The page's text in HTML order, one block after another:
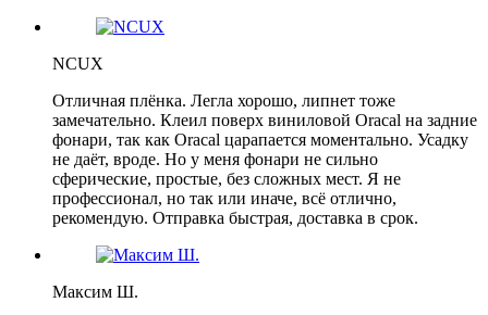
NCUX
Отличная плёнка. Легла хорошо, липнет тоже
замечательно. Клеил поверх виниловой Oracal на задние
фонари, так как Oracal царапается моментально. Усадку
не даёт, вроде. Но у меня фонари не сильно
сферические, простые, без сложных мест. Я не
профессионал, но так или иначе, всё отлично,
рекомендую. Отправка быстрая, доставка в срок.
Максим Ш.